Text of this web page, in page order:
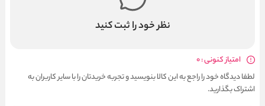
نظر خود را ثبت کنید
امتیاز کنونی : 0
لطفا دیدگاه خود را راجع به این کالا بنویسید و تجربه خریدتان را با سایر کاربران به
اشتراک بگذارید.